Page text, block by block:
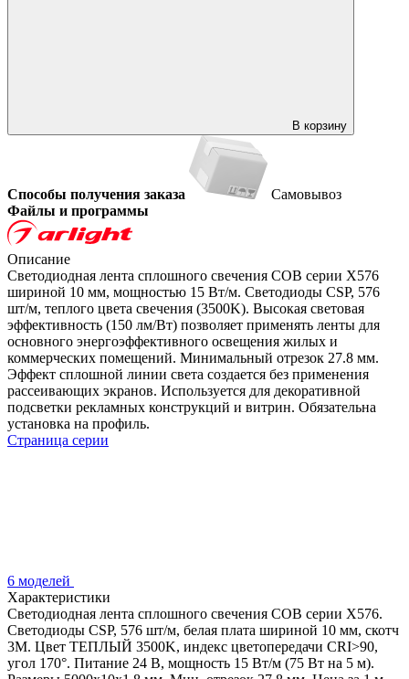
В корзину
Способы получения заказа
Самовывоз
Файлы и программы
Описание
Светодиодная лента сплошного свечения COB серии X576
шириной 10 мм, мощностью 15 Вт/м. Светодиоды CSP, 576
шт/м, теплого цвета свечения (3500K). Высокая световая
эффективность (150 лм/Вт) позволяет применять ленты для
основного энергоэффективного освещения жилых и
коммерческих помещений. Минимальный отрезок 27.8 мм.
Эффект сплошной линии света создается без применения
рассеивающих экранов. Используется для декоративной
подсветки рекламных конструкций и витрин. Обязательна
установка на профиль.
Страница серии
6 моделей
Характеристики
Светодиодная лента сплошного свечения COB серии X576.
Светодиоды CSP, 576 шт/м, белая плата шириной 10 мм, скотч
3M. Цвет ТЕПЛЫЙ 3500K, индекс цветопередачи CRI>90,
угол 170°. Питание 24 В, мощность 15 Вт/м (75 Вт на 5 м).